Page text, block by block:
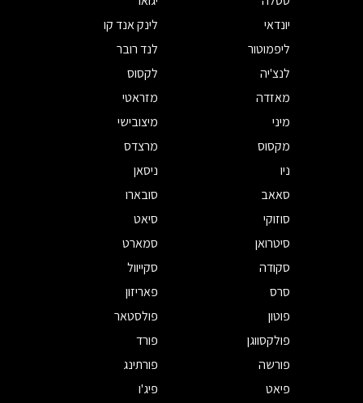
יונדאי
לינק אנד קו
ליפמוטור
לנד רובר
לנצ'יה
לקסוס
מאזדה
מזראטי
מיני
מיצובישי
מקסוס
מרצדס
ניו
ניסאן
סאאב
סובארו
סוזוקי
סיאט
סיטרואן
סמארט
סקודה
סקייוול
סרס
פאריזון
פוטון
פולסטאר
פולקסווגן
פורד
פורשה
פורתינג
פיאט
פיג'ו